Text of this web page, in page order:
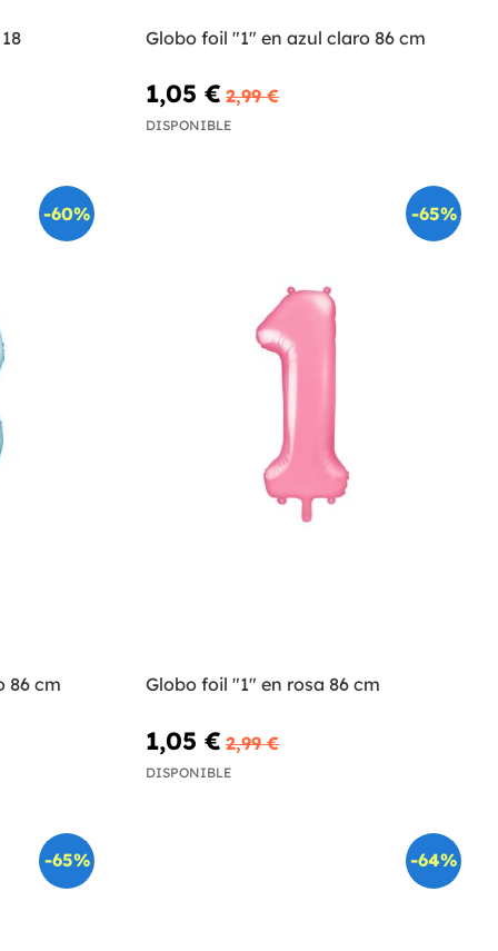
Globo foil "1" en azul claro 86 cm
1,05 € 2,99 €
DISPONIBLE
-60%
86 cm
-65%
Globo foil "1" en rosa 86 cm
1,05 € 2,99 €
DISPONIBLE
-65% -64%